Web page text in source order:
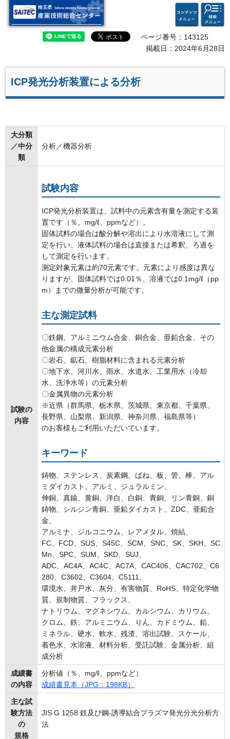
埼玉県 産業技術総合セン
コンテ
ンツメ
ニュー
検索・
共通メ
ニュー
ページ番号：143125
掲載日：2024年6月28日
ICP発光分析装置による分析
大分類
／中分
類
分析／機器分析
試験の
内容
試験内容
ICP発光分析装置は、試料中の元素含有量を測定する装
置です（％、mg/ℓ、ppmなど）。
固体試料の場合は酸分解や溶出により水溶液にして測
定を行い、液体試料の場合は直接または希釈、ろ過を
して測定を行います。
測定対象元素は約70元素です。元素により感度は異な
りますが、固体試料では0.01％、溶液では0.1mg/ℓ（pp
m）までの微量分析が可能です。
主な測定試料
〇鉄鋼、アルミニウム合金、銅合金、亜鉛合金、その
他金属の構成元素分析
〇岩石、鉱石、樹脂材料に含まれる元素分析
〇地下水、河川水、雨水、水道水、工業用水（冷却
水、洗浄水等）の元素分析
〇金属異物の元素分析
※近県（群馬県、栃木県、茨城県、東京都、千葉県、
長野県、山梨県、新潟県、神奈川県、福島県等）
のお客様もご利用いただいています。
キーワード
鋳物、ステンレス、炭素鋼、ばね、板、管、棒、アル
ミダイカスト、アルミ、ジュラルミン、
伸銅、真鍮、黄銅、洋白、白銅、青銅、リン青銅、銅
鋳物、シルジン青銅、亜鉛ダイカスト、ZDC、亜鉛合
金、
アルミナ、ジルコニウム、レアメタル、焼結、
FC、FCD、SUS、S45C、SCM、SNC、SK、SKH、SC
Mn、SPC、SUM、SKD、SUJ、
ADC、AC4A、AC4C、AC7A、CAC406、CAC702、C6
280、C3602、C3604、C5111、
環境水、井戸水、灰分、有害物質、RoHS、特定化学物
質、規制物質、フラックス、
ナトリウム、マグネシウム、カルシウム、カリウム、
クロム、鉄、アルミニウム、りん、カドミウム、鉛、
ミネラル、硬水、軟水、残渣、溶出試験、スケール、
着色水、水溶液、材料分析、受託試験、金属分析、組
成分析
成績書
の内容
分析値（％、mg/ℓ、ppmなど）
成績書見本（JPG：198KB）
主な試
験方法
の
規格
JIS G 1258 鉄及び鋼-誘導結合プラズマ発光分光分析方
法